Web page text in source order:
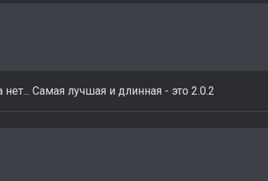
Самая лучшая и длинная - это 2.0.2